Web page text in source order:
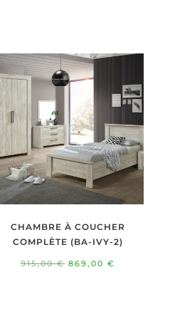
CHAMBRE À COUCHER
COMPLÈTE (BA-IVY-2)
915,00€ Le
869,00€